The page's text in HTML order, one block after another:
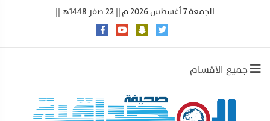
الجمعة 7 أغسطس 2026 م || 22 صفر 1448هـ ||
جميع الاقسام